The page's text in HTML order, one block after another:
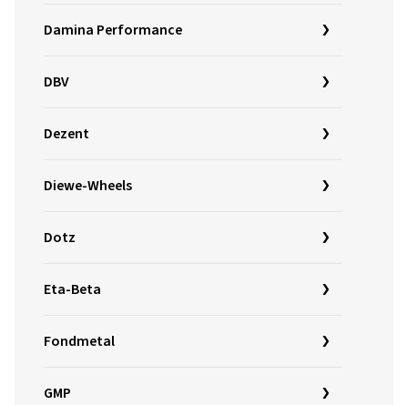
Damina Performance
DBV
Dezent
Diewe-Wheels
Dotz
Eta-Beta
Fondmetal
GMP